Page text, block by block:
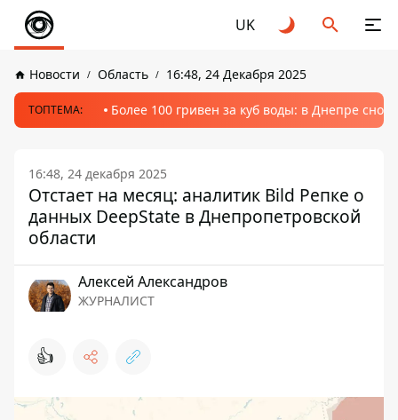
UK
Новости Область 16:48, 24 Декабря 2025
ТОПТЕМА: Более 100 гривен за куб воды: в Днепре
16:48, 24 декабря 2025
Отстает на месяц: аналитик Bild Репке о
данных DeepState в Днепропетровской
области
Алексей Александров
ЖУРНАЛИСТ
👍